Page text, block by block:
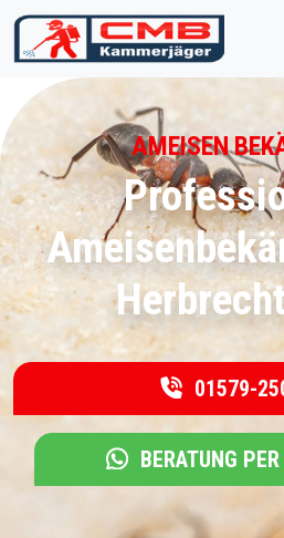
Zum Inhalt springen
AMEISEN
01579-
BERATUNG